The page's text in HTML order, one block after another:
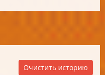
Очистить историю